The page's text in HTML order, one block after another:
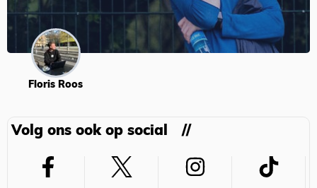
Floris Roos
Volg ons ook op social